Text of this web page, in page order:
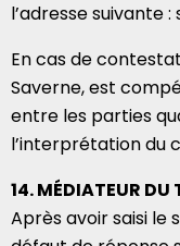
l’adresse suivante
En cas de
Saverne, est
entre les parties
l’interprétation du
14. MÉDIATEUR DU
Après avoir saisi le